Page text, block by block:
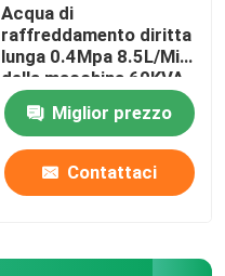
Acqua di
raffreddamento diritta
lunga 0.4Mpa 8.5L/Min
della macchina 60KVA
della saldatura
continua di RUILIAN
Miglior prezzo
Contattaci